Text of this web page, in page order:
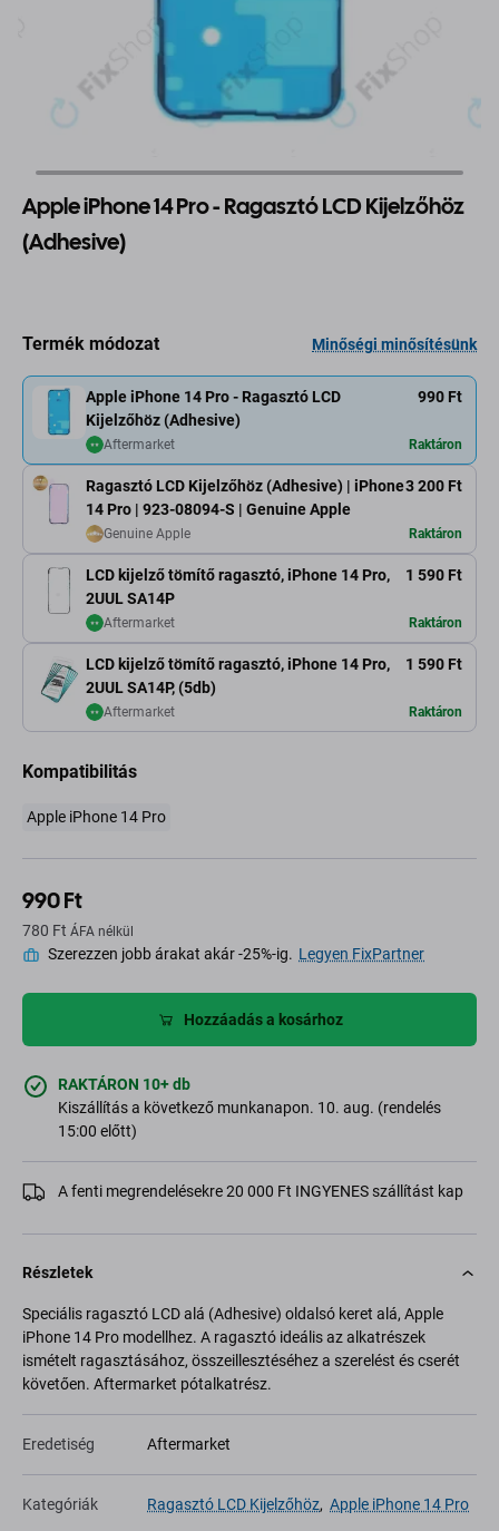
Apple iPhone 14 Pro - Ragasztó LCD Kijelzőhöz
(Adhesive)
Termék módozat Minőségi minősítésünk
Apple iPhone 14 Pro - Ragasztó LCD
Kijelzőhöz (Adhesive)
990 Ft
Aftermarket Raktáron
Ragasztó LCD Kijelzőhöz (Adhesive) | iPhone
14 Pro | 923-08094-S | Genuine Apple
3 200 Ft
Genuine Apple Raktáron
LCD kijelző tömítő ragasztó, iPhone 14 Pro,
2UUL SA14P
1 590 Ft
Aftermarket Raktáron
LCD kijelző tömítő ragasztó, iPhone 14 Pro,
2UUL SA14P, (5db)
1 590 Ft
Aftermarket Raktáron
Kompatibilitás
Apple iPhone 14 Pro
990 Ft
780 Ft ÁFA nélkül
Szerezzen jobb árakat akár -25%-ig. Legyen FixPartner
Hozzáadás a kosárhoz
RAKTÁRON 10+ db
Kiszállítás a következő munkanapon. 10. aug. (rendelés
15:00 előtt)
A fenti megrendelésekre 20 000 Ft INGYENES szállítást kap
Részletek
Speciális ragasztó LCD alá (Adhesive) oldalsó keret alá, Apple
iPhone 14 Pro modellhez. A ragasztó ideális az alkatrészek
ismételt ragasztásához, összeillesztéséhez a szerelést és cserét
követően. Aftermarket pótalkatrész.
Eredetiség Aftermarket
Kategóriák Ragasztó LCD Kijelzőhöz, Apple iPhone 14 Pro